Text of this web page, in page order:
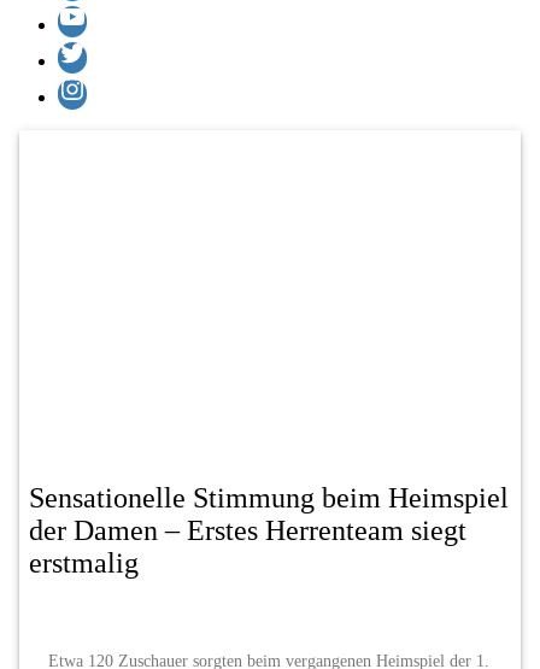
YouTube
Twitter
Instagram
Sensationelle Stimmung beim Heimspiel
der Damen – Erstes Herrenteam siegt
erstmalig
Etwa 120 Zuschauer sorgten beim vergangenen Heimspiel der 1.